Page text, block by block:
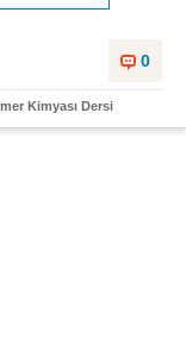
0
Kimyası Dersi